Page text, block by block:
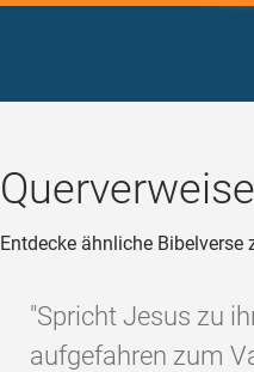
Querverweise
Entdecke ähnliche Bibelverse
"Spricht Jesus zu
aufgefahren zum